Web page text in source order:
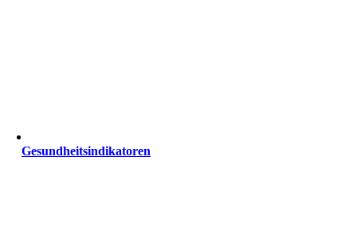
Gesundheitsindikatoren